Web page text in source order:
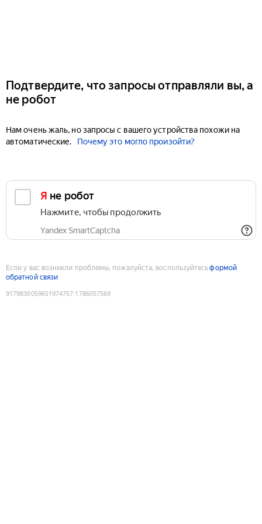
Подтвердите, что запросы отправляли вы, а
не робот
Нам очень жаль, но запросы с вашего устройства похожи на
автоматические.
Почему это могло произойти?
Я не робот
Нажмите, чтобы продолжить
Yandex SmartCaptcha
Если у вас возникли проблемы, пожалуйста, воспользуйтесьформой
обратной связи
9179830059651974757:1786057569